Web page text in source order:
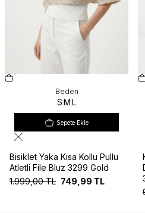
Beden
SML
Sepete Ekle
Bisiklet Yaka Kısa Kollu Pullu
Atletli File Bluz 3299 Gold
1.999,00TL 749,99 TL